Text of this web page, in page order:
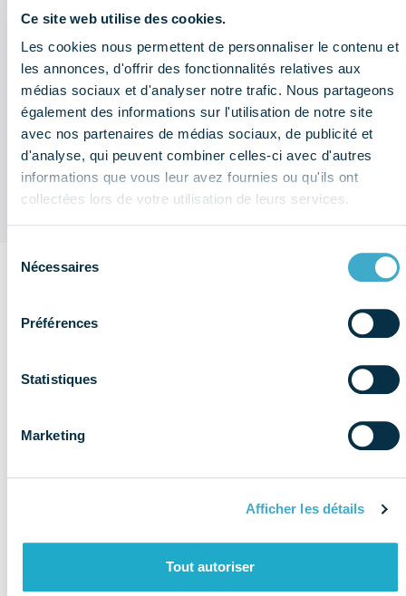
Ce site web utilise des cookies.
Les cookies nous permettent de personnaliser le contenu et
les annonces, d'offrir des fonctionnalités relatives aux
médias sociaux et d'analyser notre trafic. Nous partageons
également des informations sur l'utilisation de notre site
avec nos partenaires de médias sociaux, de publicité et
d'analyse, qui peuvent combiner celles-ci avec d'autres
informations que vous leur avez fournies ou qu'ils ont
collectées lors de votre utilisation de leurs services.
Nécessaires
Préférences
Statistiques
Marketing
Afficher les détails
Tout autoriser
Sociétés du dentaire : quel sont les
chiffres à retenir de l'enquête
2025) ?
changements
thème
& éthique